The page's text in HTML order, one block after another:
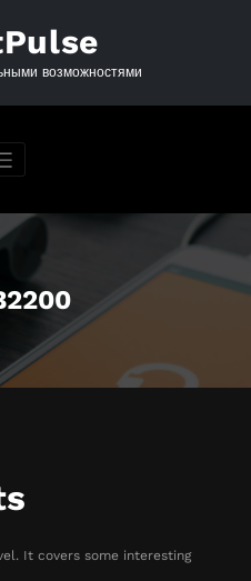
возможностями
It covers some interesting